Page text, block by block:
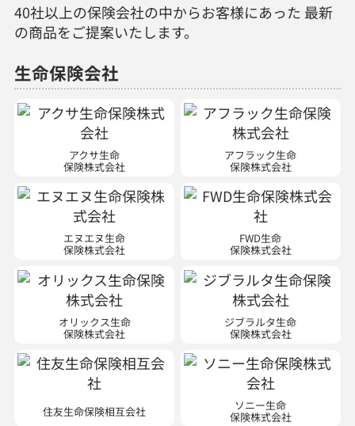
40社以上の保険会社の中からお客様にあった 最新
の商品をご提案いたします。
生命保険会社
アクサ生命
保険株式会社
アフラック生命
保険株式会社
エヌエヌ生命
保険株式会社
FWD生命
保険株式会社
オリックス生命
保険株式会社
ジブラルタ生命
保険株式会社
住友生命保険相互会社 ソニー生命
保険株式会社